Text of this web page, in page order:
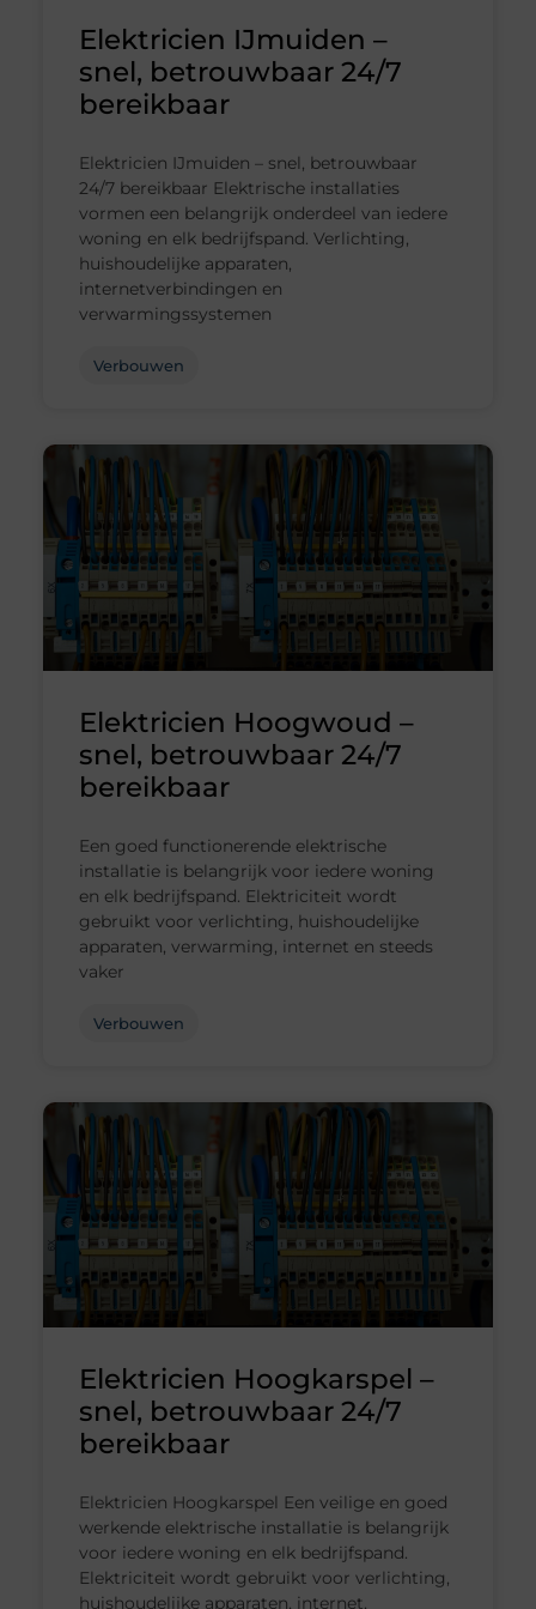
Elektricien IJmuiden –
snel, betrouwbaar 24/7
bereikbaar
Elektricien IJmuiden – snel, betrouwbaar
24/7 bereikbaar Elektrische installaties
vormen een belangrijk onderdeel van iedere
woning en elk bedrijfspand. Verlichting,
huishoudelijke apparaten,
internetverbindingen en
verwarmingssystemen
Verbouwen
Elektricien Hoogwoud –
snel, betrouwbaar 24/7
bereikbaar
Een goed functionerende elektrische
installatie is belangrijk voor iedere woning
en elk bedrijfspand. Elektriciteit wordt
gebruikt voor verlichting, huishoudelijke
apparaten, verwarming, internet en steeds
vaker
Verbouwen
Elektricien Hoogkarspel –
snel, betrouwbaar 24/7
bereikbaar
Elektricien Hoogkarspel Een veilige en goed
werkende elektrische installatie is belangrijk
voor iedere woning en elk bedrijfspand.
Elektriciteit wordt gebruikt voor verlichting,
huishoudelijke apparaten, internet,